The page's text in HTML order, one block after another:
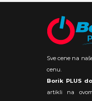
Sve cene na
cenu.
Borik PLUS
artikli na